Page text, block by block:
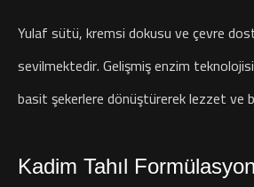
Yulaf sütü, kremsi dokusu ve çevre
sevilmektedir. Gelişmiş enzim
basit şekerlere dönüştürerek lezzet ve
Kadim Tahıl